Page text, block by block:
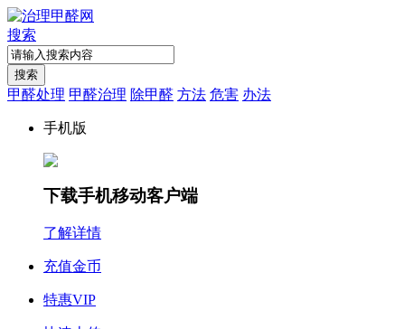
搜索
搜索
甲醛处理 甲醛治理 除甲醛 方法 危害 办法
手机版
下载手机移动客户端
了解详情
充值金币
特惠VIP